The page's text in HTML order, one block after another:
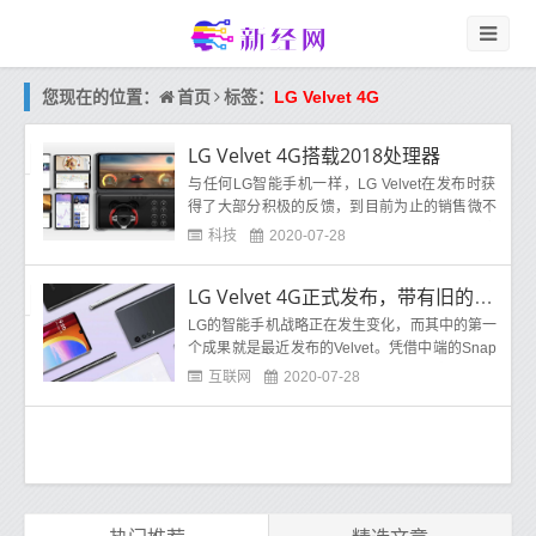
您现在的位置： 首页 标签： LG Velvet 4G
LG Velvet 4G搭载2018处理器
与任何LG智能手机一样，LG Velvet在发布时获
得了大部分积极的反馈，到目前为止的销售微不
足道。尽管偏离了LG多年的设计，但根据新的命
科技 2020-07-28
LG Velvet 4G正式发布，带有旧的旗舰芯片，价格可能更低
LG的智能手机战略正在发生变化，而其中的第一
个成果就是最近发布的Velvet。凭借中端的Snap
dragon 765G芯片，这款手机旨在争夺中端5G类
互联网 2020-07-28